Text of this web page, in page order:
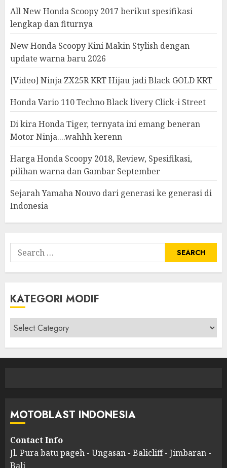
All New Honda Scoopy 2017 berikut spesifikasi
lengkap dan fiturnya
New Honda Scoopy Kini Makin Stylish dengan
update warna baru 2026
[Video] Ninja ZX25R KRT Hijau jadi Black GOLD KRT
Honda Vario 110 Techno Black livery Click-i Street
Di kira Honda Tiger, ternyata ini emang beneran
Motor Ninja....wahhh kerenn
Harga Honda Scoopy 2018, Review, Spesifikasi,
pilihan warna dan Gambar September
Sejarah Yamaha Nouvo dari generasi ke generasi di
Indonesia
Search
for:
KATEGORI MODIF
Kategori
modif
MOTOBLAST INDONESIA
Contact Info
Jl. Pura batu pageh - Ungasan - Balicliff - Jimbaran -
Bali